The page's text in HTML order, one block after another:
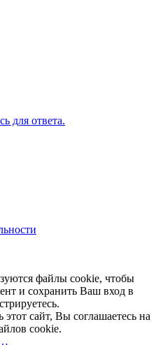
для ответа.
файлы cookie, чтобы
и сохранить Ваш вход в
сайт, Вы соглашаетесь на
cookie.